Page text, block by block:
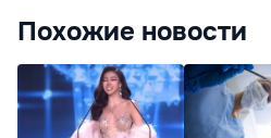
Похожие новости